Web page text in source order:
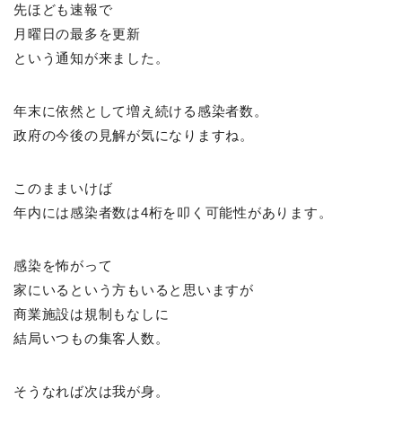
先ほども速報で
月曜日の最多を更新
という通知が来ました。
年末に依然として増え続ける感染者数。
政府の今後の見解が気になりますね。
このままいけば
年内には感染者数は4桁を叩く可能性があります。
感染を怖がって
家にいるという方もいると思いますが
商業施設は規制もなしに
結局いつもの集客人数。
そうなれば次は我が身。